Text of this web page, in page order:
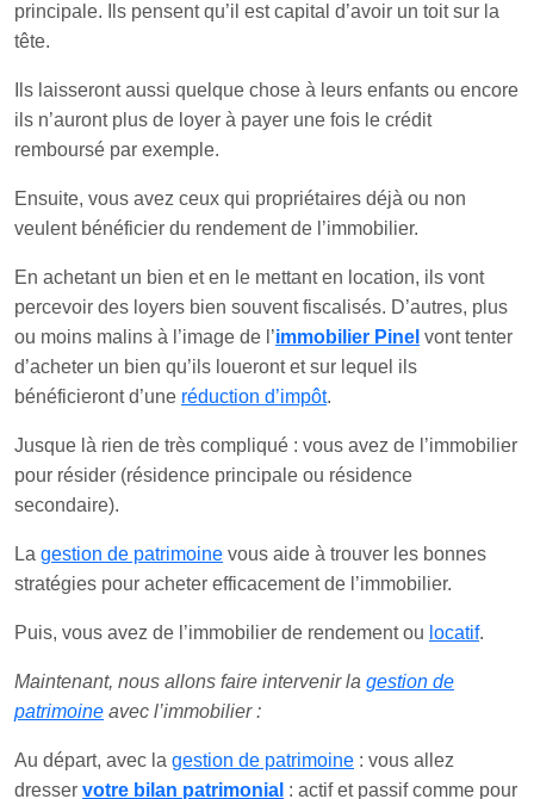
principale. Ils pensent qu’il est capital d’avoir un toit sur la
tête.
Ils laisseront aussi quelque chose à leurs enfants ou encore
ils n’auront plus de loyer à payer une fois le crédit
remboursé par exemple.
Ensuite, vous avez ceux qui propriétaires déjà ou non
veulent bénéficier du rendement de l’immobilier.
En achetant un bien et en le mettant en location, ils vont
percevoir des loyers bien souvent fiscalisés. D’autres, plus
ou moins malins à l’image de l’immobilier Pinel vont tenter
d’acheter un bien qu’ils loueront et sur lequel ils
bénéficieront d’une réduction d’impôt.
Jusque là rien de très compliqué : vous avez de l’immobilier
pour résider (résidence principale ou résidence
secondaire).
La gestion de patrimoine vous aide à trouver les bonnes
stratégies pour acheter efficacement de l’immobilier.
Puis, vous avez de l’immobilier de rendement ou locatif.
Maintenant, nous allons faire intervenir la gestion de
patrimoine avec l’immobilier :
Au départ, avec la gestion de patrimoine : vous allez
dresser votre bilan patrimonial : actif et passif comme pour